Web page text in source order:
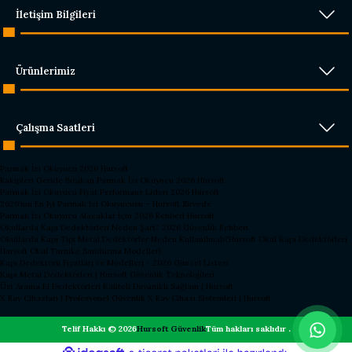
İletişim Bilgileri
Ürünlerimiz
Çalışma Saatleri
Parmak İzi Okuyucu 2026 Hursoft
Rakipleri Geride Bırakan Parmak İzi Okuyucu 2026 Hursoft
Parmak İzi Okuyucu Fiyat Performans Lideri 2026 Hursoft
2026’nın En İyi Parmak İzi Okuyucusu – Hursoft Zirvede
Parmak İzi Okuyucu Alacaklar İçin 2026 Rehberi Hursoft
Okullarda Kapı Dedektörleri Neden Şart? 2026 Güvenlik Rehberi
Okullarda Kapı Tipi Metal Dedektörler Neden Kullanılmalı?Hursoft Okul Kapı Dedektörleri
Hursoft Okul Turnike Sundurma Modelleri
Kapı Dedektörü Fiyatları ve Modelleri - 2026 Güncel Listesi
Kapı Metal Dedektörleri | Hursoft Güvenlik Teknolojileri
Üst Arama El Dedektörleri Kaliteli Dayanıklı Sağlam | Hursoft
X Ray Cihazları | Profesyonel Güvenlik X Ray Cihazı Sistemleri | Hursoft
Telif Hakkı © 2026Hursoft GüvenlikTüm hakları saklıdır .